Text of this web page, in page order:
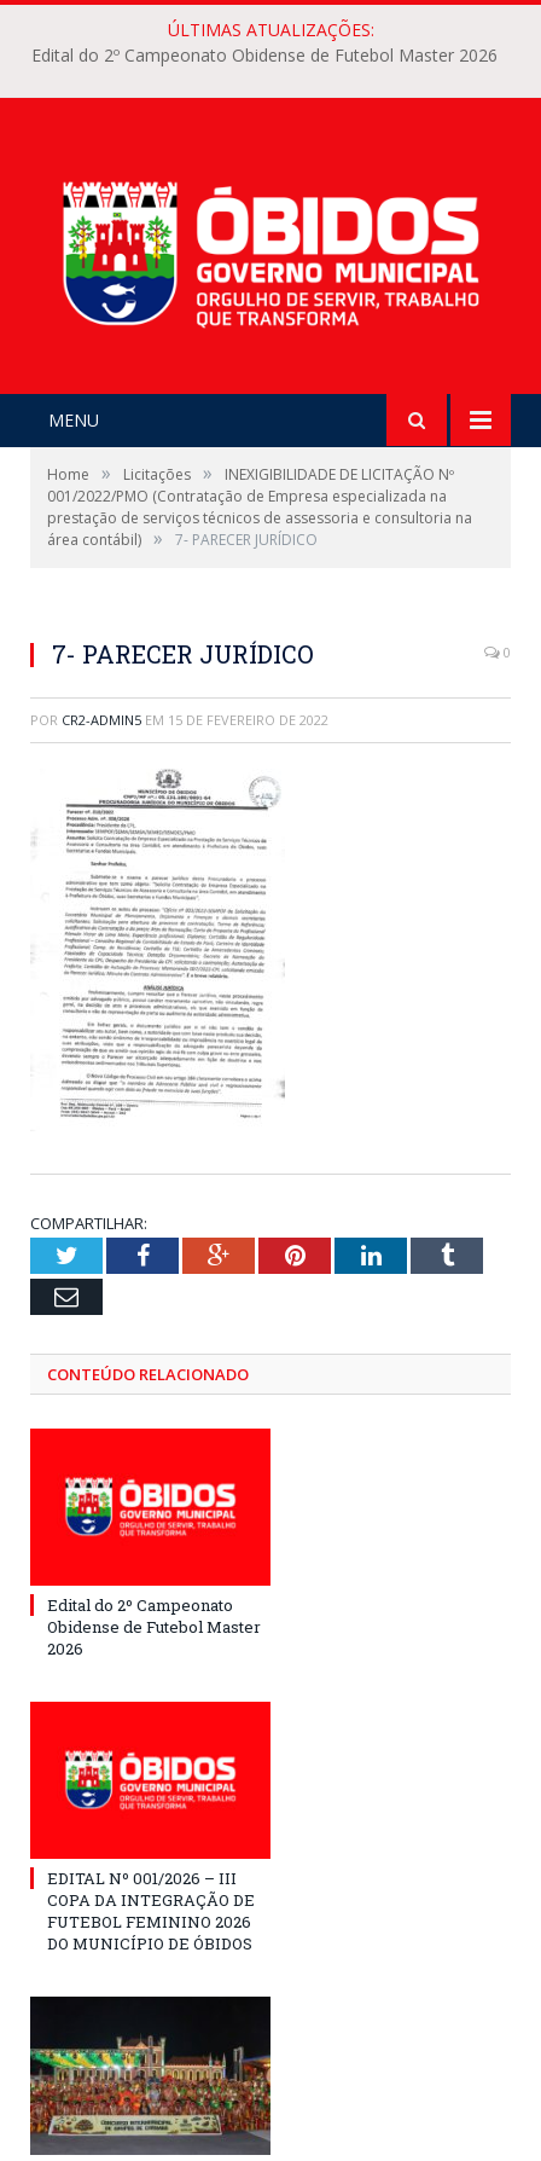
ÚLTIMAS ATUALIZAÇÕES:
Edital do 2º Campeonato Obidense de Futebol Master 2026
MENU
Home » Licitações »
INEXIGIBILIDADE DE LICITAÇÃO Nº
001/2022/PMO (Contratação de Empresa especializada na
prestação de serviços técnicos de assessoria e consultoria na
área contábil) » 7- PARECER JURÍDICO
7- PARECER JURÍDICO 0
POR CR2-ADMIN5 EM 15 DE FEVEREIRO DE 2022
COMPARTILHAR:
TwitterFacebookGoogle+PinterestLinkedInTumblr
Email
CONTEÚDO RELACIONADO
Edital do 2º Campeonato
Obidense de Futebol Master
2026
EDITAL Nº 001/2026 – III
COPA DA INTEGRAÇÃO DE
FUTEBOL FEMININO 2026
DO MUNICÍPIO DE ÓBIDOS